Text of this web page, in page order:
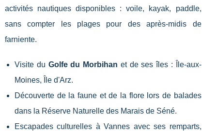
activités nautiques disponibles : voile, kayak, paddle,
sans compter les plages pour des après-midis de
farniente.
Visite du Golfe du Morbihan et de ses îles : Île-aux-
Moines, Île d'Arz.
Découverte de la faune et de la flore lors de balades
dans la Réserve Naturelle des Marais de Séné.
Escapades culturelles à Vannes avec ses remparts,